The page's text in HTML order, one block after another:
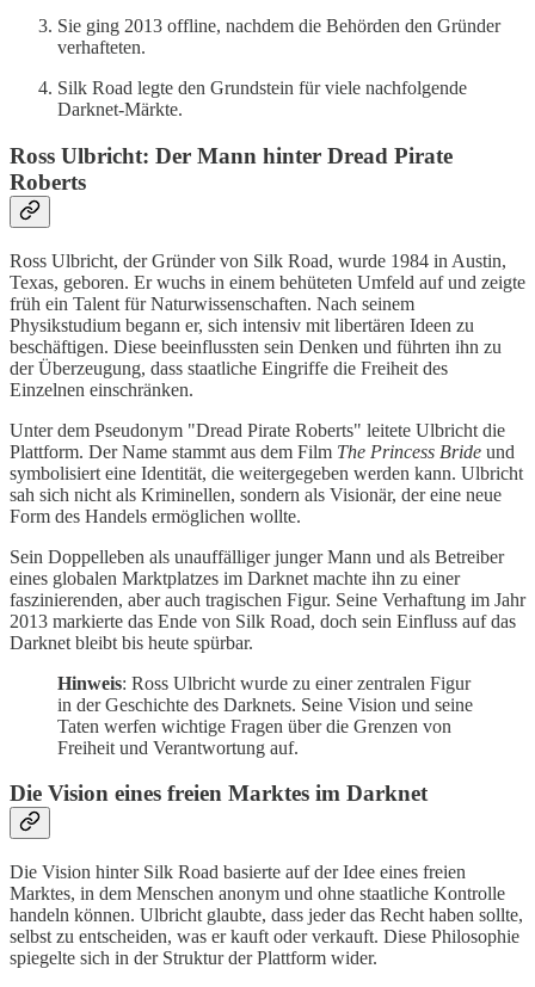
Sie ging 2013 offline, nachdem die Behörden den Gründer
verhafteten.
Silk Road legte den Grundstein für viele nachfolgende
Darknet-Märkte.
Ross Ulbricht: Der Mann hinter Dread Pirate
Roberts
Ross Ulbricht, der Gründer von Silk Road, wurde 1984 in Austin,
Texas, geboren. Er wuchs in einem behüteten Umfeld auf und zeigte
früh ein Talent für Naturwissenschaften. Nach seinem
Physikstudium begann er, sich intensiv mit libertären Ideen zu
beschäftigen. Diese beeinflussten sein Denken und führten ihn zu
der Überzeugung, dass staatliche Eingriffe die Freiheit des
Einzelnen einschränken.
Unter dem Pseudonym "Dread Pirate Roberts" leitete Ulbricht die
Plattform. Der Name stammt aus dem Film The Princess Bride und
symbolisiert eine Identität, die weitergegeben werden kann. Ulbricht
sah sich nicht als Kriminellen, sondern als Visionär, der eine neue
Form des Handels ermöglichen wollte.
Sein Doppelleben als unauffälliger junger Mann und als Betreiber
eines globalen Marktplatzes im Darknet machte ihn zu einer
faszinierenden, aber auch tragischen Figur. Seine Verhaftung im Jahr
2013 markierte das Ende von Silk Road, doch sein Einfluss auf das
Darknet bleibt bis heute spürbar.
Hinweis: Ross Ulbricht wurde zu einer zentralen Figur
in der Geschichte des Darknets. Seine Vision und seine
Taten werfen wichtige Fragen über die Grenzen von
Freiheit und Verantwortung auf.
Die Vision eines freien Marktes im Darknet
Die Vision hinter Silk Road basierte auf der Idee eines freien
Marktes, in dem Menschen anonym und ohne staatliche Kontrolle
handeln können. Ulbricht glaubte, dass jeder das Recht haben sollte,
selbst zu entscheiden, was er kauft oder verkauft. Diese Philosophie
spiegelte sich in der Struktur der Plattform wider.